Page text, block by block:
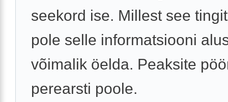
seekord ise. Millest see
pole selle informatsiooni
võimalik öelda. Peaksite
perearsti poole.